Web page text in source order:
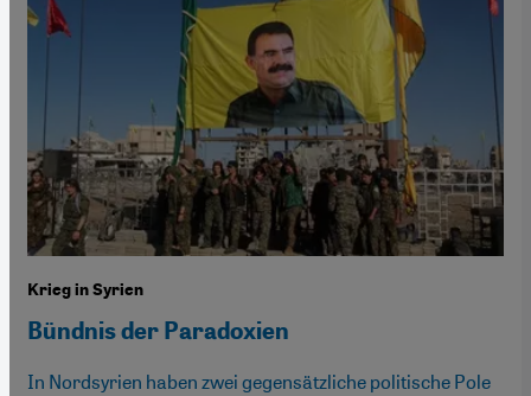
Krieg in Syrien
Bündnis der Paradoxien
In Nordsyrien haben zwei gegensätzliche politische Pole